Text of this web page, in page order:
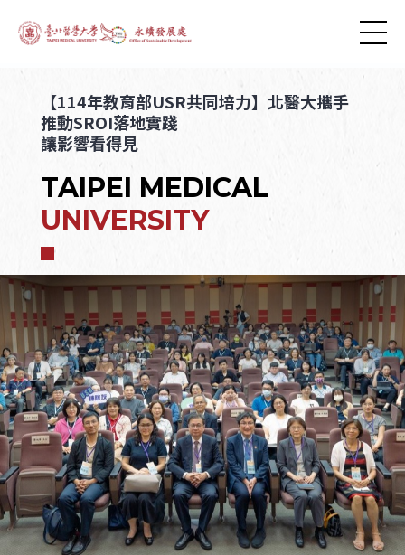
【114年教育部USR共同培力】北醫大攜手
推動SROI落地實踐
讓影響看得見
TAIPEI MEDICAL
UNIVERSITY